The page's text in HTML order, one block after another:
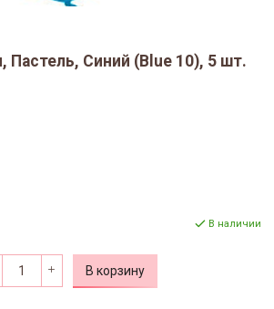
Пастель, Синий (Blue 10), 5 шт.
В наличии
В корзину